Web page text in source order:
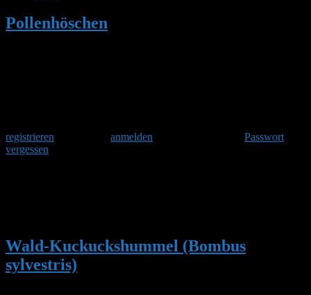
Pollenhöschen
registrieren
anmelden
Passwort
vergessen
Wald-Kuckuckshummel (Bombus
sylvestris)